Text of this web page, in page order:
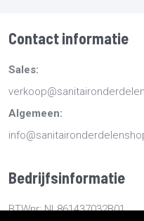
Contact informatie
Sales:
Algemeen:
Bedrijfsinformatie
BTWnr: NL861437032B01